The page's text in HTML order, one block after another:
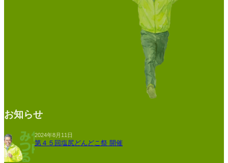
お知らせ
2024年8月11日
第４５回塩尻どんどこ祭 開催